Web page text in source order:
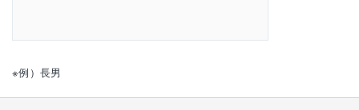
※例）長男